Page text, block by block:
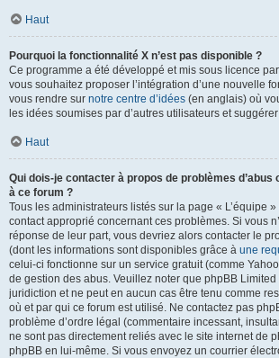
Haut
Pourquoi la fonctionnalité X n’est pas disponible ?
Ce programme a été développé et mis sous licence
vous souhaitez proposer l’intégration d’une nouvelle
vous rendre sur notre centre d’idées (en anglais) où
les idées soumises par d’autres utilisateurs et
Haut
Qui dois-je contacter à propos de problèmes d’abus
à ce forum ?
Tous les administrateurs listés sur la page « L’équipe
contact approprié concernant ces problèmes. Si vous
réponse de leur part, vous devriez alors contacter le
(dont les informations sont disponibles grâce à une
celui-ci fonctionne sur un service gratuit (comme
de gestion des abus. Veuillez noter que phpBB Limited
juridiction et ne peut en aucun cas être tenu comme
où et par qui ce forum est utilisé. Ne contactez pas
problème d’ordre légal (commentaire incessant,
ne sont pas directement reliés avec le site internet de
phpBB en lui-même. Si vous envoyez un courrier